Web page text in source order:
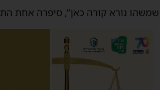
נורא קורה כאן”, סיפרה אחת